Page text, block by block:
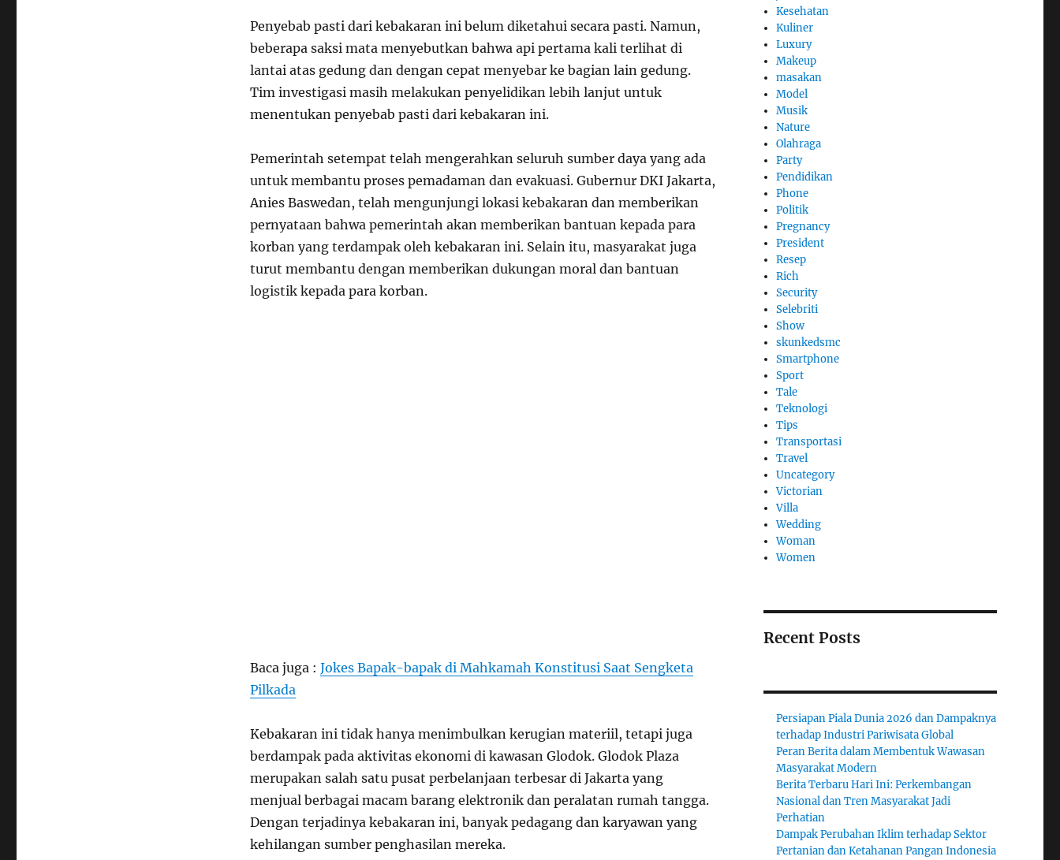
Penyebab pasti dari kebakaran ini belum diketahui secara pasti. Namun,
beberapa saksi mata menyebutkan bahwa api pertama kali terlihat di
lantai atas gedung dan dengan cepat menyebar ke bagian lain gedung.
Tim investigasi masih melakukan penyelidikan lebih lanjut untuk
menentukan penyebab pasti dari kebakaran ini.
Pemerintah setempat telah mengerahkan seluruh sumber daya yang ada
untuk membantu proses pemadaman dan evakuasi. Gubernur DKI Jakarta,
Anies Baswedan, telah mengunjungi lokasi kebakaran dan memberikan
pernyataan bahwa pemerintah akan memberikan bantuan kepada para
korban yang terdampak oleh kebakaran ini. Selain itu, masyarakat juga
turut membantu dengan memberikan dukungan moral dan bantuan
logistik kepada para korban.
Baca juga : Jokes Bapak-bapak di Mahkamah Konstitusi Saat Sengketa
Pilkada
Kebakaran ini tidak hanya menimbulkan kerugian materiil, tetapi juga
berdampak pada aktivitas ekonomi di kawasan Glodok. Glodok Plaza
merupakan salah satu pusat perbelanjaan terbesar di Jakarta yang
menjual berbagai macam barang elektronik dan peralatan rumah tangga.
Dengan terjadinya kebakaran ini, banyak pedagang dan karyawan yang
kehilangan sumber penghasilan mereka.
Kesehatan
Kuliner
Luxury
Makeup
masakan
Model
Musik
Nature
Olahraga
Party
Pendidikan
Phone
Politik
Pregnancy
President
Resep
Rich
Security
Selebriti
Show
skunkedsmc
Smartphone
Sport
Tale
Teknologi
Tips
Transportasi
Travel
Uncategory
Victorian
Villa
Wedding
Woman
Women
Recent Posts
Persiapan Piala Dunia 2026 dan Dampaknya
terhadap Industri Pariwisata Global
Peran Berita dalam Membentuk Wawasan
Masyarakat Modern
Berita Terbaru Hari Ini: Perkembangan
Nasional dan Tren Masyarakat Jadi
Perhatian
Dampak Perubahan Iklim terhadap Sektor
Pertanian dan Ketahanan Pangan Indonesia